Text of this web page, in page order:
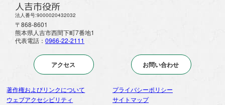
人吉市役所
法人番号:9000020432032
〒868-8601
熊本県人吉市西間下町7番地1
代表電話： 0966-22-2111
アクセス お問い合わせ
著作権およびリンクについて
プライバシーポリシー
ウェブアクセシビリティ
サイトマップ